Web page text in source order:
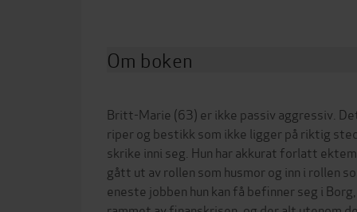
Om boken
Britt-Marie (63) er ikke passiv aggressiv.
riper og bestikk som ikke ligger på riktig
skrike inni seg. Hun har akkurat forlatt
gått ut av rollen som husmor og inn i rollen
eneste jobben hun kan få befinner seg i